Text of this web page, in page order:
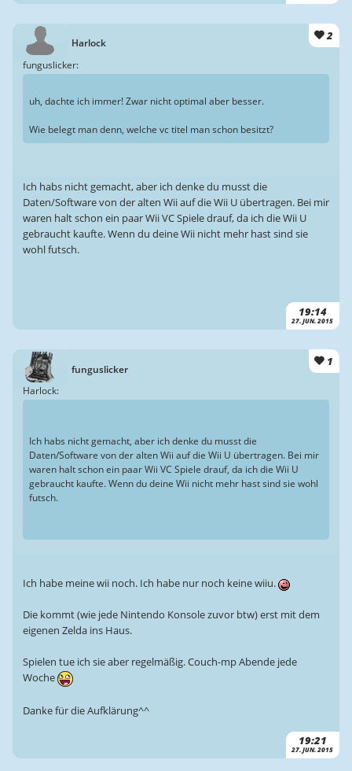
Harlock 2
19:14
27. JUN. 2015
funguslicker:
uh, dachte ich immer! Zwar nicht optimal aber besser.
Wie belegt man denn, welche vc titel man schon besitzt?
Ich habs nicht gemacht, aber ich denke du musst die
Daten/Software von der alten Wii auf die Wii U übertragen. Bei mir
waren halt schon ein paar Wii VC Spiele drauf, da ich die Wii U
gebraucht kaufte. Wenn du deine Wii nicht mehr hast sind sie
wohl futsch.
funguslicker
1
19:21
27. JUN. 2015
Harlock:
Ich habs nicht gemacht, aber ich denke du musst die
Daten/Software von der alten Wii auf die Wii U übertragen. Bei mir
waren halt schon ein paar Wii VC Spiele drauf, da ich die Wii U
gebraucht kaufte. Wenn du deine Wii nicht mehr hast sind sie wohl
futsch.
Ich habe meine wii noch. Ich habe nur noch keine wiiu.
Die kommt (wie jede Nintendo Konsole zuvor btw) erst mit dem
eigenen Zelda ins Haus.
Spielen tue ich sie aber regelmäßig. Couch-mp Abende jede
Woche
Danke für die Aufklärung^^